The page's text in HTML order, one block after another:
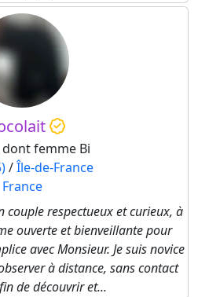
dont femme Bi
/Île-de-France
France
couple respectueux et curieux, à
ouverte et bienveillante pour
avec Monsieur. Je suis novice
à distance, sans contact
de découvrir et...